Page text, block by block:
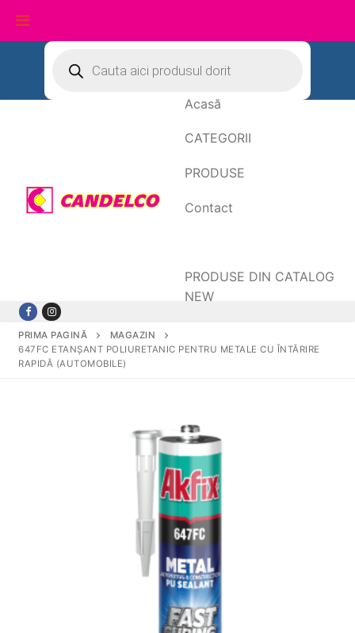
conținut
search
Acasă
CATEGORII
PRODUSE
Contact
PRODUSE DIN CATALOG
NEW
PRIMA PAGINĂ
MAGAZIN
647FC ETANŞANT POLIURETANIC PENTRU METALE CU ÎNTĂRIRE
RAPIDĂ (AUTOMOBILE)